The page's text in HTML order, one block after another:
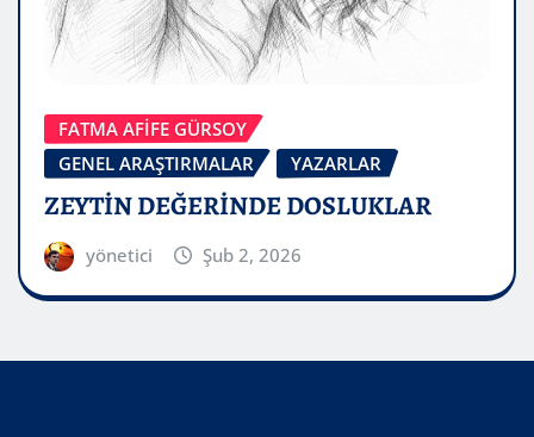
FATMA AFİFE GÜRSOY
GENEL ARAŞTIRMALAR
YAZARLAR
ZEYTİN DEĞERİNDE DOSLUKLAR
yönetici Şub 2, 2026